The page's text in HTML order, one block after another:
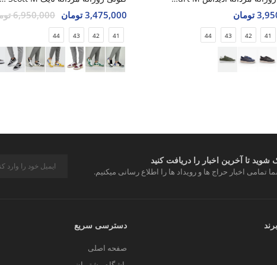
تومان
41
42
43
44
3,475,000 تومان 6,950,000 تومان
41
42
43
44
تا آخرین اخبار را دریافت کنید
تمامی اخبار حراج ها و رویداد ها را اطلاع رسانی میکنیم.
دسترسی سریع
صفحه اصلی